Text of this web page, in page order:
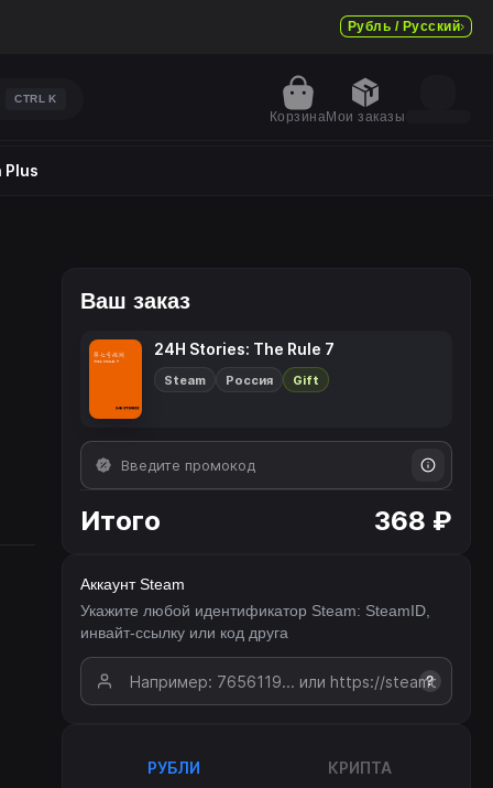
Рубль / Русский
CTRL K
КорзинаМои заказы
Ваш заказ
24H Stories: The Rule 7
Steam Россия Gift
Итого 368 ₽
Аккаунт Steam
Укажите любой идентификатор Steam: SteamID,
инвайт-ссылку или код друга
?
РУБЛИ КРИПТА